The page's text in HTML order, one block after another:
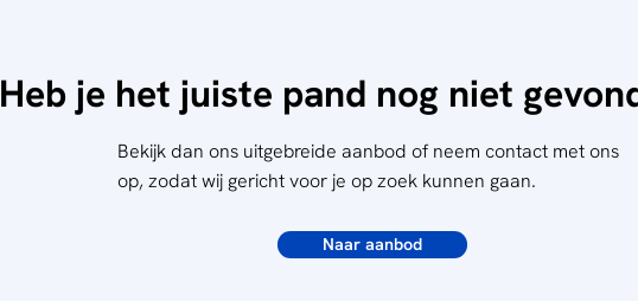
Heb je het juiste pand nog niet
Bekijk dan ons uitgebreide aanbod of neem contact met ons
op, zodat wij gericht voor je op zoek kunnen gaan.
Naar aanbod